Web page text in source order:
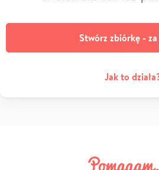
Stwórz zbiórkę -
Jak to